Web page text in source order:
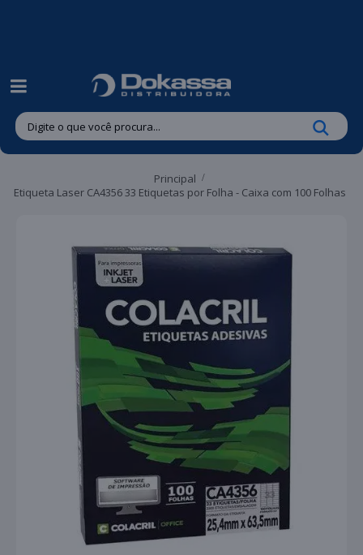
Principal
Etiqueta Laser CA4356 33 Etiquetas por Folha - Caixa com 100 Folhas